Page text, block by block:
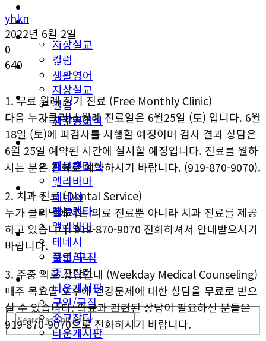
오피니언
지상설교
컬럼
생활영어
미국뉴스
지구촌소식
동남부
애틀랜타
앨라바마
테네시
플로리다
생활안내
구인/구직
중고장터
타운게시판
이민뉴스
오피니언
지상설교
컬럼
생활영어
미국뉴스
지구촌소식
동남부
애틀랜타
앨라바마
테네시
플로리다
생활안내
구인/구직
중고장터
타운게시판
yhkn
2022년 6월 2일
0
640
1. 무료 월례 정기 진료 (Free Monthly Clinic)
다음 누가클리닉 월례 진료일은 6월25일 (토) 입니다. 6월
18일 (토)에 피검사를 시행할 예정이며 검사 결과 상담은
6월 25일 예약된 시간에 실시할 예정입니다. 진료를 원하
시는 분은 전화로 예약하시기 바랍니다. (919-870-9070).
2. 치과 진료 (Dental Service)
누가 클리닉에서는 의료 진료뿐 아니라 치과 진료를 제공
하고 있습니다. 919-870-9070 전화하셔서 안내받으시기
바랍니다.
3. 주중 의료 상담안내 (Weekday Medical Counseling)
매주 목요일 오후에 건강문제에 대한 상담을 무료로 받으
실 수 있습니다. 의료과 관련된 상담이 필요하신 분들은
919-870-9070으로 전화하시기 바랍니다.